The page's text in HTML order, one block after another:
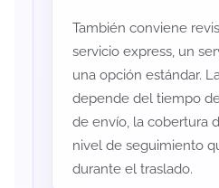
También conviene
servicio express, un
una opción estándar.
depende del tiempo
de envío, la cobertura
nivel de seguimiento
durante el traslado.